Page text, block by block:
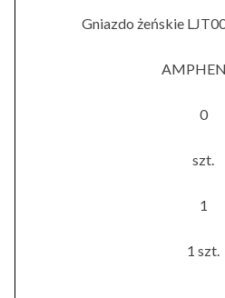
Gniazdo żeńskie
0
szt.
1
1 szt.